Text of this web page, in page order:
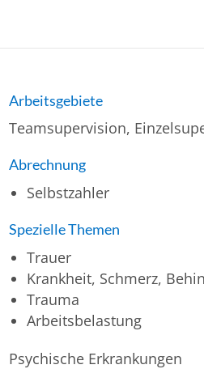
Arbeitsgebiete
Teamsupervision,
Abrechnung
Selbstzahler
Spezielle Themen
Trauer
Krankheit, Schmerz,
Trauma
Arbeitsbelastung
Psychische Erkrankungen